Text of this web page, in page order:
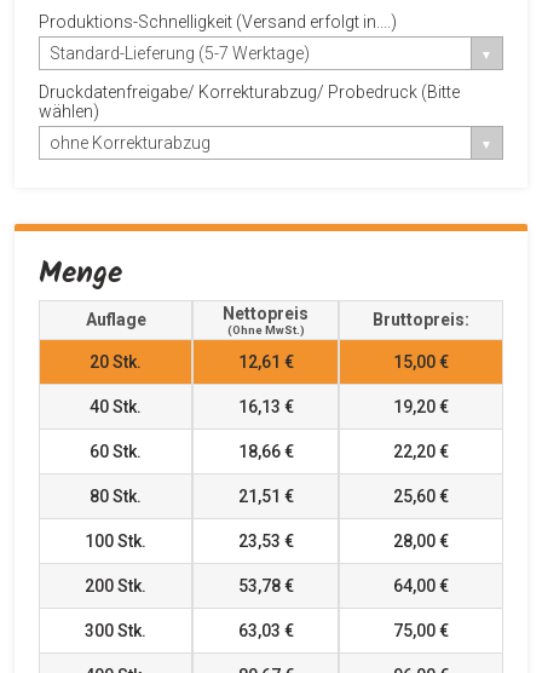
Produktions-Schnelligkeit (Versand erfolgt in....)
Standard-Lieferung (5-7 Werktage)
Druckdatenfreigabe/ Korrekturabzug/ Probedruck (Bitte
wählen)
ohne Korrekturabzug
Menge
Auflage Nettopreis
(ohne MwSt.)
Bruttopreis:
20Stk. 12,61 € 15,00 €
40Stk. 16,13 € 19,20 €
60Stk. 18,66 € 22,20 €
80Stk. 21,51 € 25,60 €
100Stk. 23,53 € 28,00 €
200Stk. 53,78 € 64,00 €
300Stk. 63,03 € 75,00 €